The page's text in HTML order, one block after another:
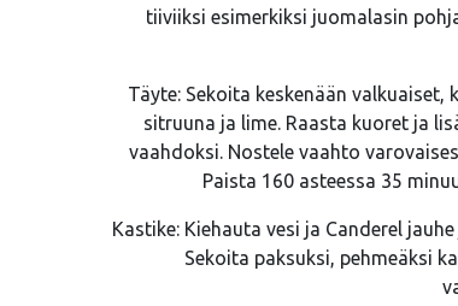
tiiviiksi esimerkiksi juomalasin
Täyte: Sekoita keskenään valkuaiset,
sitruuna ja lime. Raasta kuoret ja
vaahdoksi. Nostele vaahto
Paista 160 asteessa 35
Kastike: Kiehauta vesi ja Canderel
Sekoita paksuksi, pehmeäksi